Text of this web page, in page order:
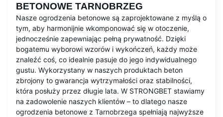
BETONOWE TARNOBRZEG
Nasze ogrodzenia betonowe są zaprojektowane z myślą o
tym, aby harmonijnie wkomponować się w otoczenie,
jednocześnie zapewniając pełną prywatność. Dzięki
bogatemu wyborowi wzorów i wykończeń, każdy może
znaleźć coś, co idealnie pasuje do jego indywidualnego
gustu. Wykorzystany w naszych produktach beton
zbrojony to gwarancja wytrzymałości oraz stabilności,
która posłuży przez długie lata. W STRONGBET stawiamy
na zadowolenie naszych klientów – to dlatego nasze
ogrodzenia betonowe z Tarnobrzega spełniają najwyższe